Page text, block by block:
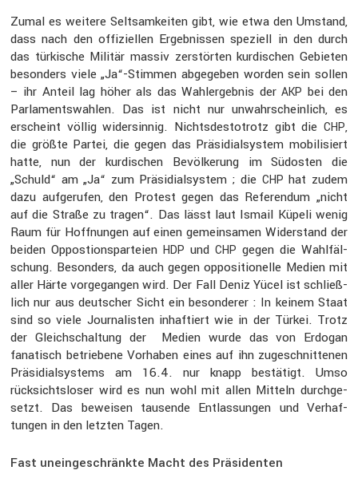
Zumal es weitere Seltsam­keiten gibt, wie etwa den Umstand,
dass nach den offizi­ellen Ergeb­nissen speziell in den durch
das türki­sche Militär massiv zerstörten kurdi­schen Gebieten
beson­ders viele „Ja“-Stimmen abgegeben worden sein sollen
– ihr Anteil lag höher als das Wahler­gebnis derAKP bei den
Parla­ments­wahlen. Das ist nicht nur unwahr­schein­lich, es
erscheint völlig wider­sinnig. Nichts­des­to­trotz gibt die CHP,
die größte Partei, die gegen das Präsi­di­al­system mobili­siert
hatte, nun der kurdi­schen Bevöl­ke­rung im Südosten die
„Schuld“ am „Ja“ zum Präsi­di­al­system ; die CHP hat zudem
dazu aufge­rufen, den Protest gegen das Referendum „nicht
auf die Straße zu tragen“. Das lässt laut Ismail Küpeli wenig
Raum für Hoffnungen auf einen gemein­samen Wider­stand der
beiden Oppos­ti­ons­par­teien HDP und CHP gegen die Wahlfäl­
schung. Beson­ders, da auch gegen opposi­tio­nelle Medien mit
aller Härte vorge­gangen wird. Der Fall Deniz Yücel ist schließ­
lich nur aus deutscher Sicht ein beson­derer : In keinem Staat
sind so viele Journa­listen inhaf­tiert wie in der Türkei. Trotz
der Gleich­schal­tung der Medien wurde das von Erdogan
fanatisch betrie­bene Vorhaben eines auf ihn zugeschnit­tenen
Präsi­di­al­sys­tems am 16.4. nur knapp bestä­tigt. Umso
rücksichts­loser wird es nun wohl mit allen Mitteln durch­ge­
setzt. Das beweisen tausende Entlas­sungen und Verhaf­
tungen in den letzten Tagen.
Fast uneingeschränkte Macht des Präsidenten